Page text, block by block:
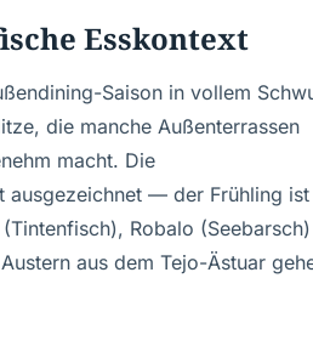
Esskontext
Saison in vollem
die manche Außenterrassen
macht. Die
ausgezeichnet — der Frühling ist
Robalo (Seebarsch)
aus dem Tejo-Ästuar